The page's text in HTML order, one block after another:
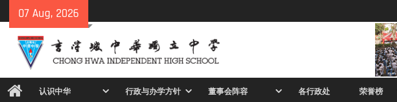
to
content
07 Aug, 2026
Home认识中华
行政与办学方针
董事会阵容
各行政处
荣誉榜